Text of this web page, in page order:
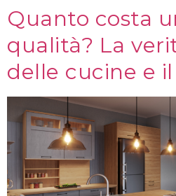
Quanto costa
qualità? La
delle cucine e